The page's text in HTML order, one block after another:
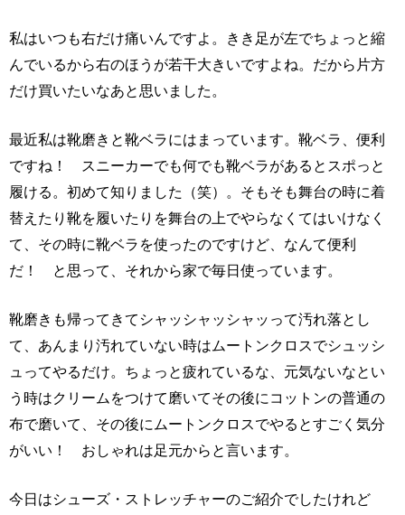
私はいつも右だけ痛いんですよ。きき足が左でちょっと縮
んでいるから右のほうが若干大きいですよね。だから片方
だけ買いたいなあと思いました。
最近私は靴磨きと靴ベラにはまっています。靴ベラ、便利
ですね！ スニーカーでも何でも靴ベラがあるとスポっと
履ける。初めて知りました（笑）。そもそも舞台の時に着
替えたり靴を履いたりを舞台の上でやらなくてはいけなく
て、その時に靴ベラを使ったのですけど、なんて便利
だ！ と思って、それから家で毎日使っています。
靴磨きも帰ってきてシャッシャッシャッって汚れ落とし
て、あんまり汚れていない時はムートンクロスでシュッシ
ュってやるだけ。ちょっと疲れているな、元気ないなとい
う時はクリームをつけて磨いてその後にコットンの普通の
布で磨いて、その後にムートンクロスでやるとすごく気分
がいい！ おしゃれは足元からと言います。
今日はシューズ・ストレッチャーのご紹介でしたけれど